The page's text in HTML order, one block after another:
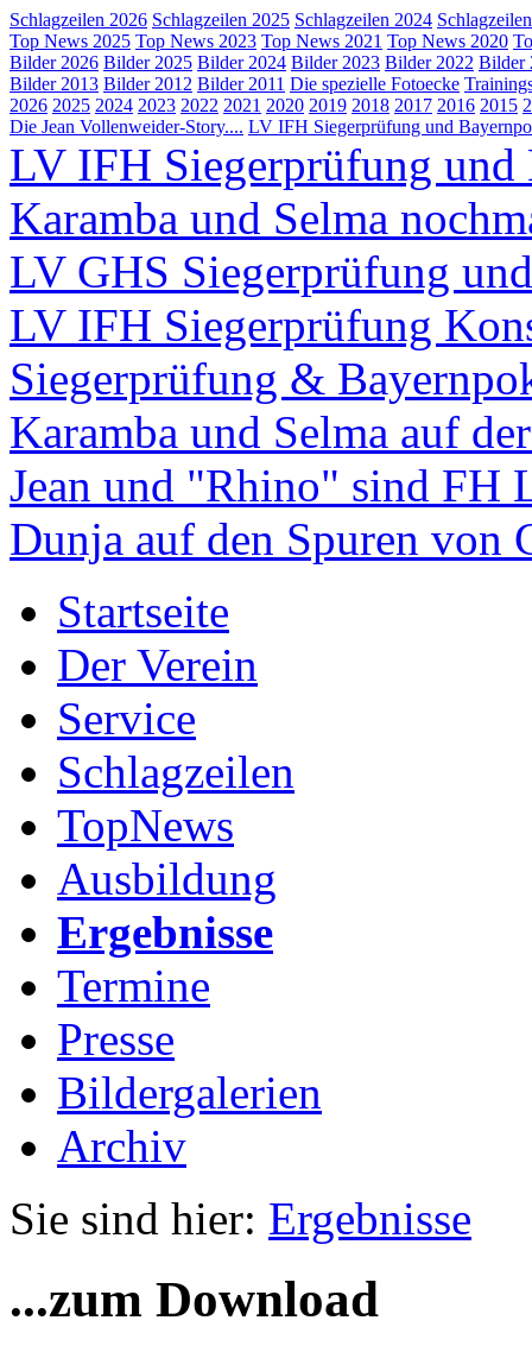
Schlagzeilen 2026 Schlagzeilen 2025 Schlagzeilen 2024
Top News 2025 Top News 2023 Top News 2021 Top News 2020
Bilder 2026 Bilder 2025 Bilder 2024 Bilder 2023 Bilder 2022 Bilder
Bilder 2013 Bilder 2012 Bilder 2011 Die spezielle Fotoecke
2026 2025 2024 2023 2022 2021 2020 2019 2018 2017 2016 2015
Die Jean Vollenweider-Story.... LV IFH Siegerprüfung und
LV IFH Siegerprüfung
Karamba und Selma
LV GHS Siegerprüfung
LV IFH Siegerprüfung
Siegerprüfung &
Karamba und Selma auf
Jean und "Rhino" sind FH
Dunja auf den Spuren von
Startseite
Der Verein
Service
Schlagzeilen
TopNews
Ausbildung
Ergebnisse
Termine
Presse
Bildergalerien
Archiv
Sie sind hier: Ergebnisse
...zum Download